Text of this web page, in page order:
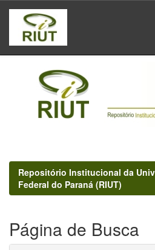
Skip
navigation
Repositório Institucional da
Federal do Paraná (RIUT)
Página de Busca